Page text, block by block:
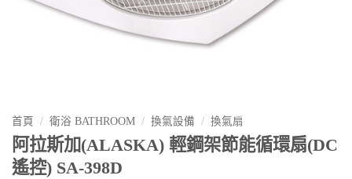
首頁 / 衛浴 BATHROOM / 換氣設備 / 換氣扇
阿拉斯加(ALASKA) 輕鋼架節能循環扇(DC
遙控) SA-398D